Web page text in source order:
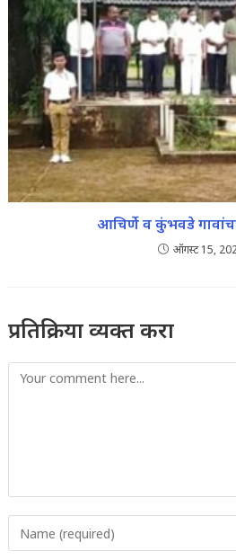
आचिर्णे व कुंभवडे
ऑगस्ट 15,
प्रतिक्रिया व्यक्त करा
Comment
your